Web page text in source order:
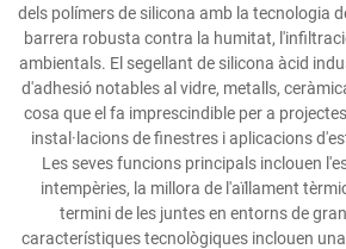
dels polímers de silicona amb la tecnologia
barrera robusta contra la humitat,
ambientals. El segellant de silicona àcid
d'adhesió notables al vidre, metalls,
cosa que el fa imprescindible per a
instal·lacions de finestres i aplicacions
Les seves funcions principals inclouen
intempèries, la millora de l'aïllament
termini de les juntes en entorns de
característiques tecnològiques inclouen